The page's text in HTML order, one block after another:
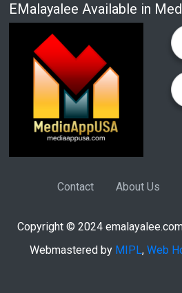
EMalayalee Available in
Contact About Us
Copyright © 2024
Webmastered by MIPL, Web